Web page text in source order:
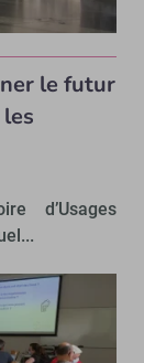
le futur
d’Usages